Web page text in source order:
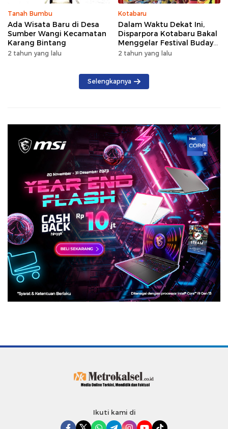
Tanah Bumbu
Ada Wisata Baru di Desa
Sumber Wangi Kecamatan
Karang Bintang
2 tahun yang lalu
Kotabaru
Dalam Waktu Dekat Ini,
Disparpora Kotabaru Bakal
Menggelar Festival Budaya
Saijaan 2024
2 tahun yang lalu
Selengkapnya
Ikuti kami di